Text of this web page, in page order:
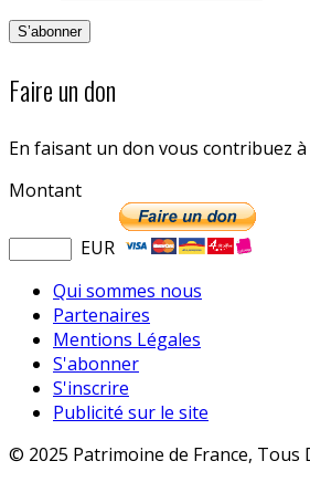
Faire un don
En faisant un don vous contribuez
Montant
EUR
Qui sommes nous
Partenaires
Mentions Légales
S'abonner
S'inscrire
Publicité sur le site
© 2025 Patrimoine de France, Tous